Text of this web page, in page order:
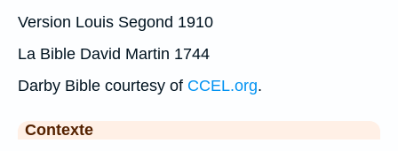
Version Louis Segond 1910
La Bible David Martin 1744
Darby Bible courtesy of CCEL.org.
Contexte